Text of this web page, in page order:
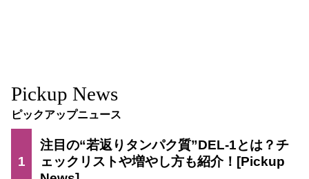
Pickup News
ピックアップニュース
1
注目の“若返りタンパク質”DEL-1とは？チ
ェックリストや増やし方も紹介！